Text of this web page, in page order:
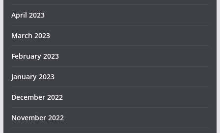
April 2023
March 2023
February 2023
January 2023
December 2022
November 2022